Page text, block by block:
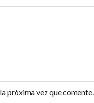
próxima vez que comente.